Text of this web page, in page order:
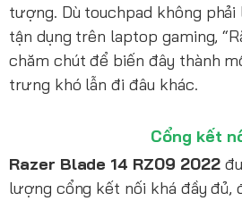
tượng. Dù touchpad không
tận dụng trên laptop gaming,
chăm chút để biến đây thành
trưng khó lẫn đi đâu khác.
Cổng kết
Razer Blade 14 RZ09 2022
lượng cổng kết nối khá đầy đủ,